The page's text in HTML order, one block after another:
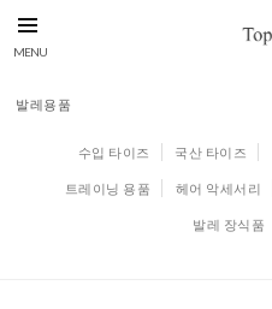
발레용품
수입 타이즈 국산 타이즈
트레이닝 용품 헤어 악세서리
발레 장식품